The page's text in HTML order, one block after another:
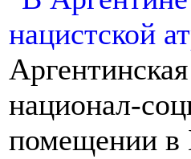
национал-
помещении в